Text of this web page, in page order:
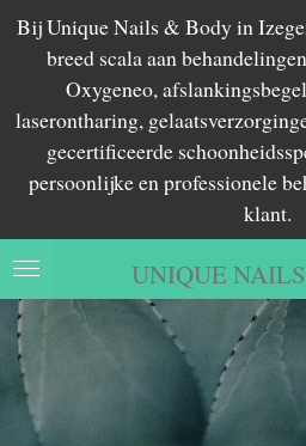
Ga
direct
de
hoofdinhoud
UNIQUE
Bij Unique Nails & Body in
breed scala aan
Oxygeneo,
laserontharing,
gecertificeerde
persoonlijke en professionele
klant.